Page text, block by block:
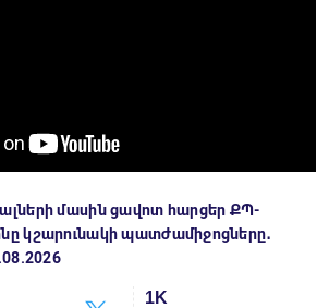
մասին ցավոտ հարցեր ՔՊ-
կշարունակի պատժամիջոցները․
1K